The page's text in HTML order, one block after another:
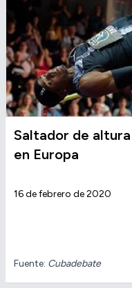
Saltador de
en Europa
16 de febrero de 2020
Fuente: Cubadebate